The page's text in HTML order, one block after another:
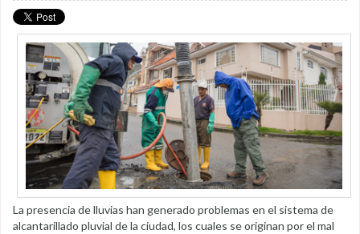
La presencia de lluvias han generado problemas en el sistema de
alcantarillado pluvial de la ciudad, los cuales se originan por el mal